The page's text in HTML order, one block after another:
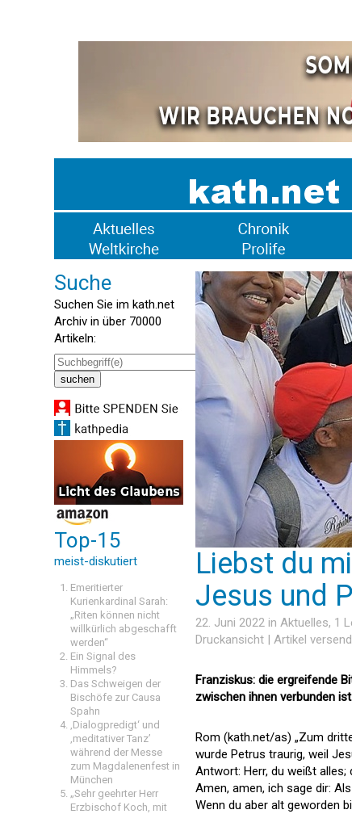
Suche
Suchen Sie im kath.net
Archiv in über 70000
Artikeln:
Top-15
meist-diskutiert
Emeritierter
Kurienkardinal Sarah:
„Riten können nicht
willkürlich abgeschafft
werden“
Ein Signal des
Himmels?
Das Schweigen der
Bischöfe zur Causa
Spahn
‚Dialogpredigt‘ und
‚meditativer Tanz’
während der Messe
zum Magdalenenfest in
München
„Sehr geehrter Herr
Erzbischof Koch, mit
Liebst du
Jesus und
22. Juni 2022 in Aktuelles, 1
Druckansicht | Artikel
Franziskus: die ergreifende
zwischen ihnen verbunden
Rom (kath.net/as) „Zum
wurde Petrus traurig, weil
Antwort: Herr, du weißt
Amen, amen, ich sage dir:
Wenn du aber alt geworden